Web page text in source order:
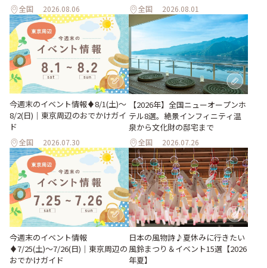
全国 2026.08.06 全国 2026.08.01
今週末のイベント情報♦︎8/1(土)〜
8/2(日)｜東京周辺のおでかけガイ
ド
全国 2026.07.30
【2026年】全国ニューオープンホ
テル8選。絶景インフィニティ温
泉から文化財の邸宅まで
全国 2026.07.26
今週末のイベント情報
♦︎7/25(土)〜7/26(日)｜東京周辺の
おでかけガイド
日本の風物詩♪夏休みに行きたい
風鈴まつり＆イベント15選【2026
年夏】